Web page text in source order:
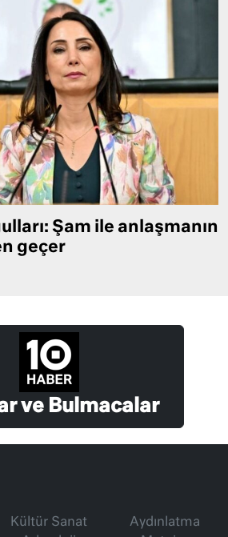
Şam ile anlaşmanın
geçer
ve Bulmacalar
Kültür Sanat
Aydınlatma